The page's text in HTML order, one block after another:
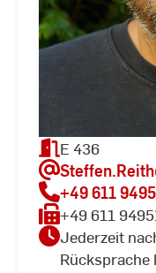
E 436
Steffen.Reith
+49 611
+49 611
Jederzeit
Rücksprache